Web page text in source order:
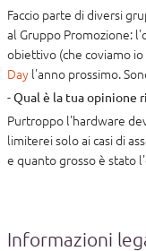
Faccio parte di diversi
al Gruppo Promozione:
obiettivo (che coviamo
Day l'anno prossimo.
-Qual è la tua opinione
Purtroppo l'hardware
limiterei solo ai casi di
e quanto grosso è stato
Informazioni